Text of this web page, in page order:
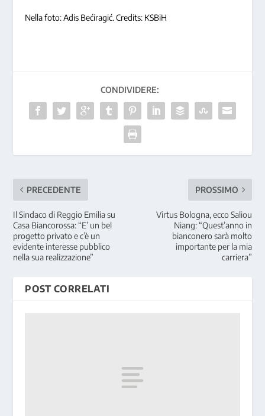
Nella foto: Adis Bećiragić. Credits: KSBiH
CONDIVIDERE:
PRECEDENTE
Il Sindaco di Reggio Emilia su
Casa Biancorossa: “E’ un bel
progetto privato e c’è un
evidente interesse pubblico
nella sua realizzazione”
PROSSIMO
Virtus Bologna, ecco Saliou
Niang: “Quest’anno in
bianconero sarà molto
importante per la mia
carriera”
POST CORRELATI